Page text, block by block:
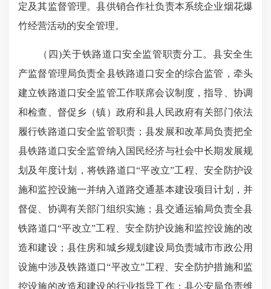
定及其监督管理。县供销合作社负责本系统企业烟花爆
竹经营活动的安全管理。
（四)关于铁路道口安全监管职责分工。县安全生
产监督管理局负责全县铁路道口安全的综合监管，牵头
建立铁路道口安全监管工作联席会议制度，指导、协调
和检查、督促乡（镇）政府和县人民政府有关部门依法
履行铁路道口安全监管职责；县发展和改革局负责把全
县铁路道口安全监管纳入国民经济与社会中长期发展规
划及年度计划，将铁路道口“平改立”工程、安全防护设
施和监控设施一并纳入道路交通基本建设项目计划，并
督促、协调有关部门组织实施；县交通运输局负责全县
铁路道口“平改立”工程、安全防护设施和监控设施的改
造和建设；县住房和城乡规划建设局负责城市市政公用
设施中涉及铁路道口“平改立”工程、安全防护措施和监
控设施的改造和建设的行业指导工作；县公安局负责维